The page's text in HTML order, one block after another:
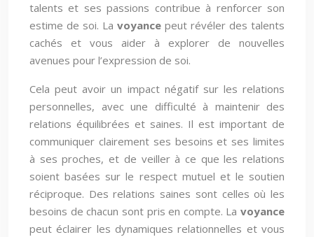
talents et ses passions contribue à renforcer son
estime de soi. La voyance peut révéler des talents
cachés et vous aider à explorer de nouvelles
avenues pour l’expression de soi.
Cela peut avoir un impact négatif sur les relations
personnelles, avec une difficulté à maintenir des
relations équilibrées et saines. Il est important de
communiquer clairement ses besoins et ses limites
à ses proches, et de veiller à ce que les relations
soient basées sur le respect mutuel et le soutien
réciproque. Des relations saines sont celles où les
besoins de chacun sont pris en compte. La voyance
peut éclairer les dynamiques relationnelles et vous